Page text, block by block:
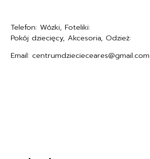
Telefon: Wózki, Foteliki:
Pokój dziecięcy, Akcesoria, Odzież:
Email: centrumdziecieceares@gmail.com